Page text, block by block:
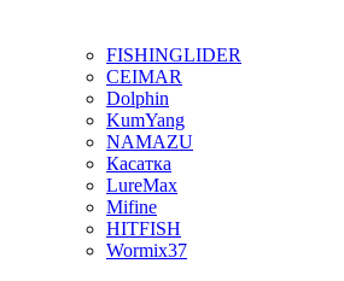
FISHINGLIDER
CEIMAR
Dolphin
KumYang
NAMAZU
Касатка
LureMax
Mifine
HITFISH
Wormix37